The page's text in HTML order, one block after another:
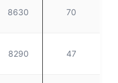
8630 70
8290 47